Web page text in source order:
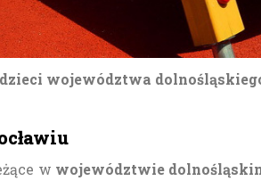
województwa
w województwie